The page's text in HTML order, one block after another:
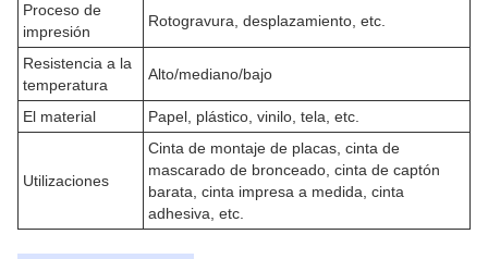
Proceso de
impresión
Rotogravura, desplazamiento, etc.
Resistencia a la
temperatura
Alto/mediano/bajo
El material Papel, plástico, vinilo, tela, etc.
Utilizaciones
Cinta de montaje de placas, cinta de
mascarado de bronceado, cinta de captón
barata, cinta impresa a medida, cinta
adhesiva, etc.